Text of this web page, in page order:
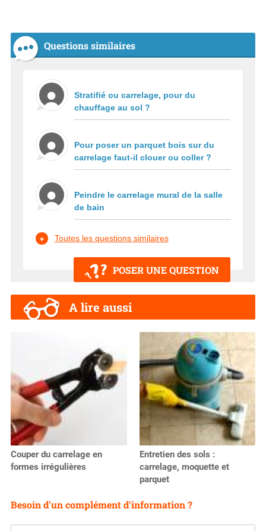
Questions similaires
Stratifié ou carrelage, pour du
chauffage au sol ?
Pour poser un parquet bois sur du
carrelage faut-il clouer ou coller ?
Peindre le carrelage mural de la salle
de bain
Toutes les questions similaires
POSER UNE QUESTION
A lire aussi
Couper du carrelage en
formes irrégulières
Entretien des sols :
carrelage, moquette et
parquet
Besoin d'un complément d'information ?